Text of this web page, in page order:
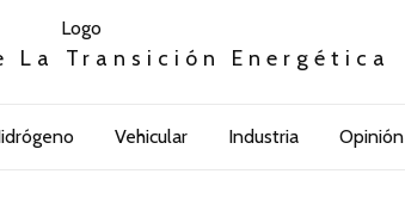
La Transición Energética
Vehicular Industria Opinión